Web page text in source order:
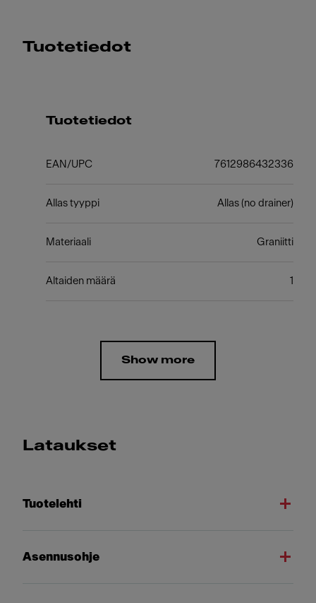
Tuotetiedot
Tuotetiedot
EAN/UPC 7612986432336
Allas tyyppi Allas (no drainer)
Materiaali Graniitti
Altaiden määrä 1
Show more
Lataukset
Tuotelehti
Asennusohje